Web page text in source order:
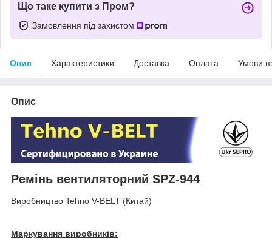
Що таке купити з Пром?
Замовлення під захистом
Опис Характеристики Доставка Оплата Умови
Опис
Ремінь вентиляторний SPZ-944
Виробництво Tehno V-BELT (Китай)
Маркування виробників: